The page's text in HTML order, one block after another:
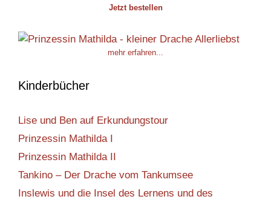
Jetzt bestellen
mehr erfahren...
Kinderbücher
Lise und Ben auf Erkundungstour
Prinzessin Mathilda I
Prinzessin Mathilda II
Tankino – Der Drache vom Tankumsee
Inslewis und die Insel des Lernens und des